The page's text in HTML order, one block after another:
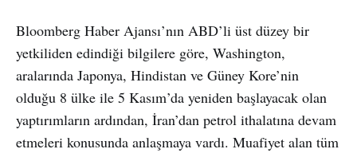
Bloomberg Haber Ajansı’nın ABD’li üst düzey bir
yetkiliden edindiği bilgilere göre, Washington,
aralarında Japonya, Hindistan ve Güney Kore’nin
olduğu 8 ülke ile 5 Kasım’da yeniden başlayacak olan
yaptırımların ardından, İran’dan petrol ithalatına devam
etmeleri konusunda anlaşmaya vardı. Muafiyet alan tüm